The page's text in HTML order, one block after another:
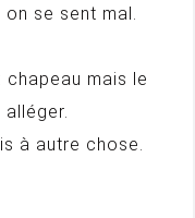
se sent mal.
mais le
à autre chose.